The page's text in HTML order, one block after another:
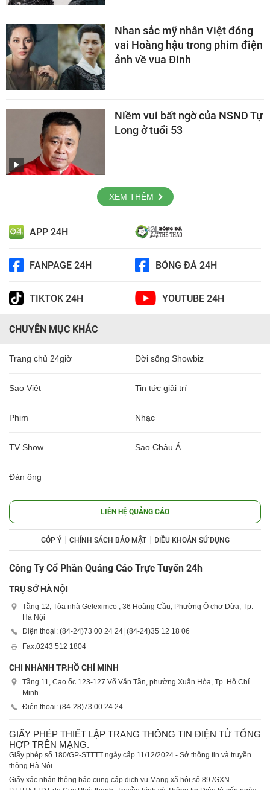
Nhan sắc mỹ nhân Việt đóng
vai Hoàng hậu trong phim điện
ảnh về vua Đinh
Niềm vui bất ngờ của NSND Tự
Long ở tuổi 53
XEM THÊM
APP 24H
FANPAGE 24H BÓNG ĐÁ 24H
TIKTOK 24H YOUTUBE 24H
CHUYÊN MỤC KHÁC
Trang chủ 24giờ Đời sống Showbiz
Sao Việt Tin tức giải trí
Phim Nhạc
TV Show Sao Châu Á
Đàn ông
LIÊN HỆ QUẢNG CÁO
GÓP Ý CHÍNH SÁCH BẢO MẬT ĐIỀU KHOẢN SỬ DỤNG
Công Ty Cổ Phần Quảng Cáo Trực Tuyến 24h
TRỤ SỞ HÀ NỘI
Tầng 12, Tòa nhà Geleximco , 36 Hoàng Cầu, Phường Ô chợ Dừa, Tp.
Hà Nội
Điện thoại: (84-24)73 00 24 24 | (84-24)35 12 18 06
Fax:0243 512 1804
CHI NHÁNH TP.HỒ CHÍ MINH
Tầng 11, Cao ốc 123-127 Võ Văn Tần, phường Xuân Hòa, Tp. Hồ Chí
Minh.
Điện thoại: (84-28)73 00 24 24
GIẤY PHÉP THIẾT LẬP TRANG THÔNG TIN ĐIỆN TỬ TỔNG
HỢP TRÊN MẠNG.
Giấy phép số 180/GP-STTTT ngày cấp 11/12/2024 - Sở thông tin và truyền
thông Hà Nội.
Giấy xác nhận thông báo cung cấp dịch vụ Mạng xã hội số 89 /GXN-